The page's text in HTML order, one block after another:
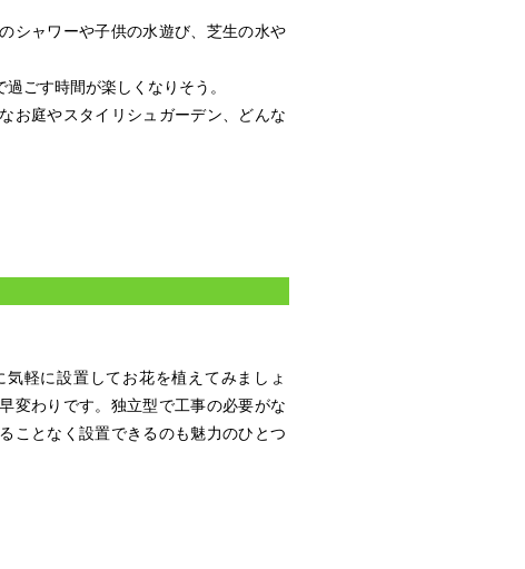
シャワーや子供の水遊び、芝生の水や
ごす時間が楽しくなりそう。
お庭やスタイリシュガーデン、どんな
気軽に設置してお花を植えてみましょ
変わりです。独立型で工事の必要がな
ことなく設置できるのも魅力のひとつ